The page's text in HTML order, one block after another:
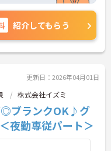
紹介してもらう
更新日：2026年04月01日
株式会社イズミ
◎ブランクOK♪グ
夜勤専従パート＞